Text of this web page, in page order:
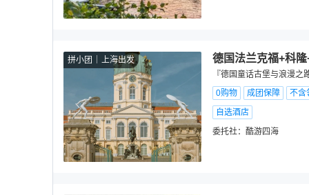
拼小团 上海出发 德国法兰克福+科
『德国童话古堡与浪漫之
0购物
成团保障
不含
自选酒店
委托社： 酷游四海